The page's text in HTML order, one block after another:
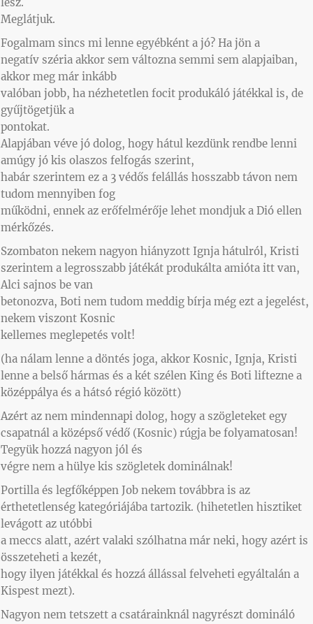
Meglátjuk.
Fogalmam sincs mi lenne egyébként a jó? Ha jön a
negatív széria akkor sem változna semmi sem alapjaiban,
akkor meg már inkább
valóban jobb, ha nézhetetlen focit produkáló játékkal is, de
gyűjtögetjük a
pontokat.
Alapjában véve jó dolog, hogy hátul kezdünk rendbe lenni
amúgy jó kis olaszos felfogás szerint,
habár szerintem ez a 3 védős felállás hosszabb távon nem
tudom mennyiben fog
működni, ennek az erőfelmérője lehet mondjuk a Dió ellen
mérkőzés.
Szombaton nekem nagyon hiányzott Ignja hátulról, Kristi
szerintem a legrosszabb játékát produkálta amióta itt van,
Alci sajnos be van
betonozva, Boti nem tudom meddig bírja még ezt a jegelést,
nekem viszont Kosnic
kellemes meglepetés volt!
(ha nálam lenne a döntés joga, akkor Kosnic, Ignja, Kristi
lenne a belső hármas és a két szélen King és Boti liftezne a
középpálya és a hátsó régió között)
Azért az nem mindennapi dolog, hogy a szögleteket egy
csapatnál a középső védő (Kosnic) rúgja be folyamatosan!
Tegyük hozzá nagyon jól és
végre nem a hülye kis szögletek dominálnak!
Portilla és legfőképpen Job nekem továbbra is az
érthetetlenség kategóriájába tartozik. (hihetetlen hisztiket
levágott az utóbbi
a meccs alatt, azért valaki szólhatna már neki, hogy azért is
összeteheti a kezét,
hogy ilyen játékkal és hozzá állással felveheti egyáltalán a
Kispest mezt).
Nagyon nem tetszett a csatárainknál nagyrészt domináló